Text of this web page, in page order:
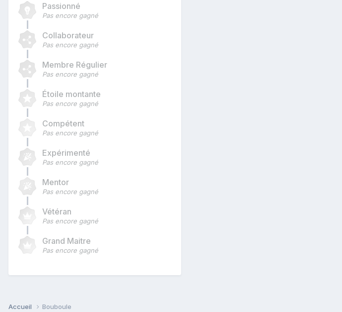
Passionné
Pas encore gagné
Collaborateur
Pas encore gagné
Membre Régulier
Pas encore gagné
Étoile montante
Pas encore gagné
Compétent
Pas encore gagné
Expérimenté
Pas encore gagné
Mentor
Pas encore gagné
Vétéran
Pas encore gagné
Grand Maitre
Pas encore gagné
Accueil Bouboule